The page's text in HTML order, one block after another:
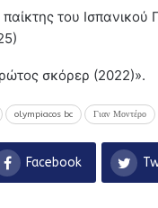
του
σκόρερ (2022)».
olympiacos bc Γιαν Μοντέρο
Facebook